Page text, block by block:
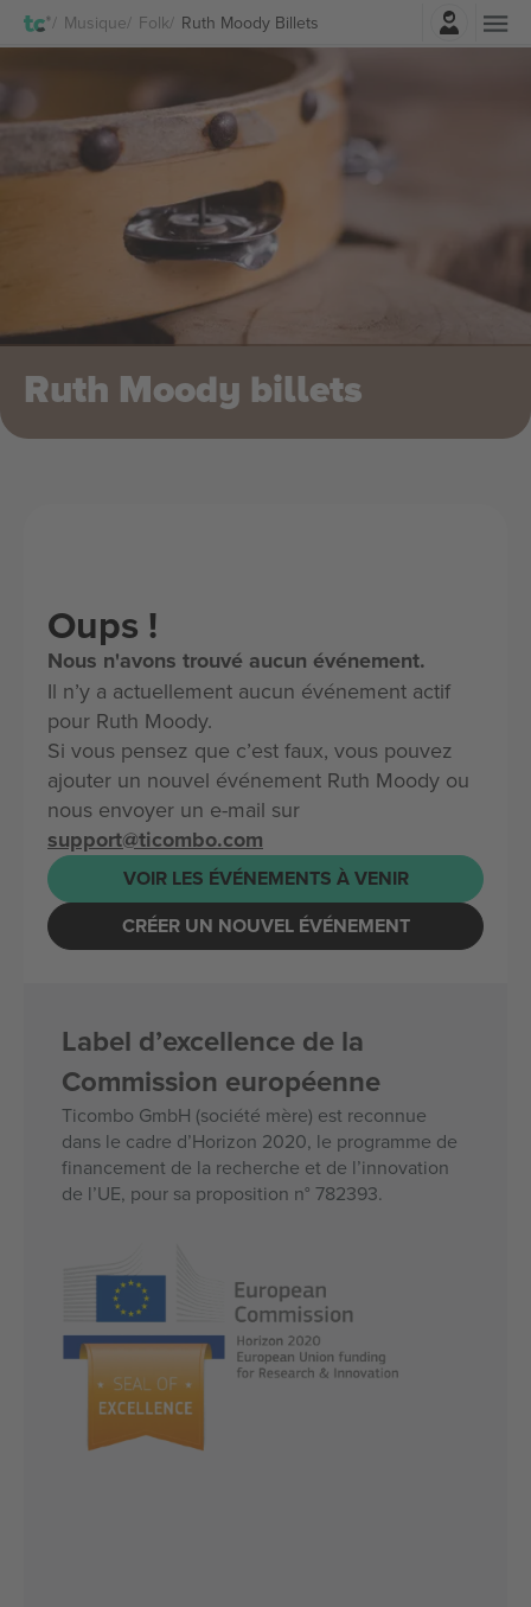
Musique Folk Ruth Moody BilletsConnexion
Ruth Moody billets
Oups !
Nous n'avons trouvé aucun événement.
Il n’y a actuellement aucun événement actif
pour Ruth Moody.
Si vous pensez que c’est faux, vous pouvez
ajouter un nouvel événement Ruth Moody ou
nous envoyer un e-mail sur
support@ticombo.com
VOIR LES ÉVÉNEMENTS À VENIR
CRÉER UN NOUVEL ÉVÉNEMENT
Label d’excellence de la
Commission européenne
Ticombo GmbH (société mère) est reconnue
dans le cadre d’Horizon 2020, le programme de
financement de la recherche et de l’innovation
de l’UE, pour sa proposition n° 782393.